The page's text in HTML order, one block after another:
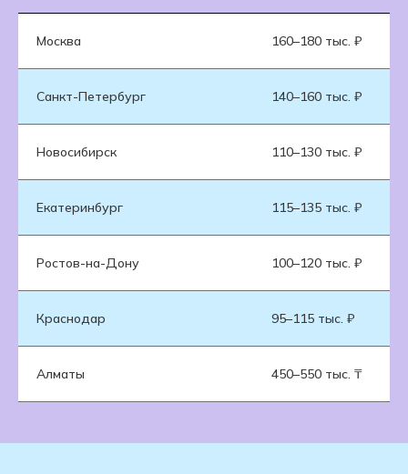
Москва 160–180 тыс. ₽
Санкт-Петербург 140–160 тыс. ₽
Новосибирск 110–130 тыс. ₽
Екатеринбург 115–135 тыс. ₽
Ростов-на-Дону 100–120 тыс. ₽
Краснодар 95–115 тыс. ₽
Алматы 450–550 тыс. ₸